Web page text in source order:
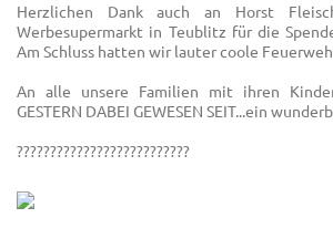
Herzlichen Dank auch an Horst
Werbesupermarkt in Teublitz für die
Am Schluss hatten wir lauter coole
An alle unsere Familien mit ihren
GESTERN DABEI GEWESEN SEIT...ein
???‍???‍????‍???‍????‍???‍????‍??